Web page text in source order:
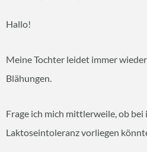
Hallo!
Meine Tochter leidet immer
Blähungen.
Frage ich mich mittlerweile, ob
Laktoseintoleranz vorliegen